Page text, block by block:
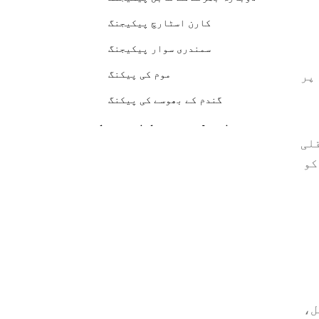
پر
کارن اسٹارچ پیکیجنگ
سمندری سوار پیکیجنگ
موم کی پیکنگ
گندم کے بھوسے کی پیکنگ
ماحول دوست کاسمیٹک